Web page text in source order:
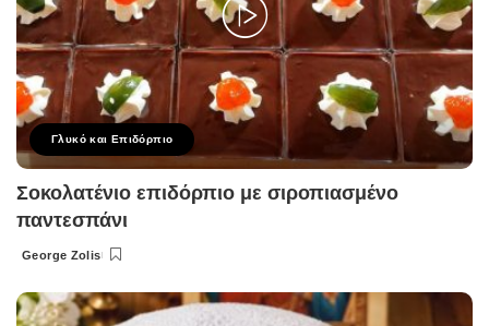
Γλυκό και Επιδόρπιο
Σοκολατένιο επιδόρπιο με σιροπιασμένο
παντεσπάνι
Posted
George Zolis